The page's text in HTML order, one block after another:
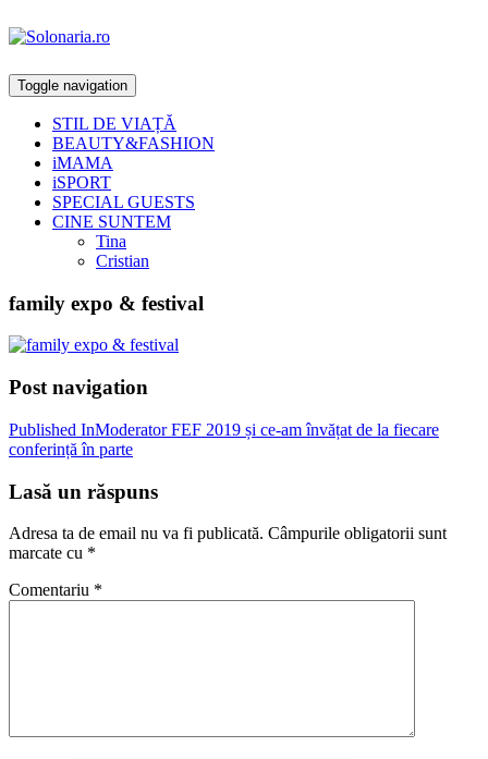
Toggle navigation
STIL DE VIAȚĂ
BEAUTY&FASHION
iMAMA
iSPORT
SPECIAL GUESTS
CINE SUNTEM
Tina
Cristian
family expo & festival
Post navigation
Published InModerator FEF 2019 și ce-am învățat de la fiecare
conferință în parte
Lasă un răspuns
Adresa ta de email nu va fi publicată. Câmpurile obligatorii sunt
marcate cu *
Comentariu *